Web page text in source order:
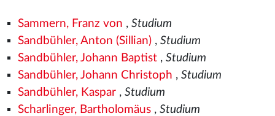
Sammern, Franz von , Studium
Sandbühler, Anton (Sillian), Studium
Sandbühler, Johann Baptist, Studium
Sandbühler, Johann Christoph , Studium
Sandbühler, Kaspar, Studium
Scharlinger, Bartholomäus, Studium